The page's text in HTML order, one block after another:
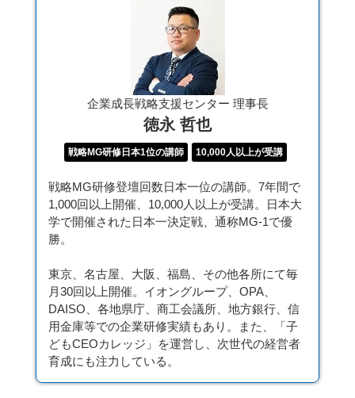
企業成長戦略支援センター 理事長
徳永 哲也
戦略MG研修日本1位の講師 10,000人以上が受講
戦略MG研修登壇回数日本一位の講師。7年間で
1,000回以上開催、10,000人以上が受講。日本大
学で開催された日本一決定戦、通称MG-1で優
勝。
東京、名古屋、大阪、福島、その他各所にて毎
月30回以上開催。イオングループ、OPA、
DAISO、各地県庁、商工会議所、地方銀行、信
用金庫等での企業研修実績もあり。また、「子
どもCEOカレッジ」を運営し、次世代の経営者
育成にも注力している。